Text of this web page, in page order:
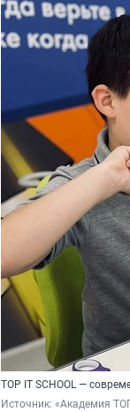
TOP IT SCHOOL —
Источник: «Академия